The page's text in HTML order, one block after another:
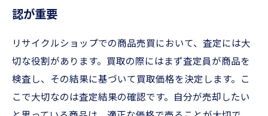
認が重要
リサイクルショップでの商品売買において、査定には大
切な役割があります。買取の際にはまず査定員が商品を
検査し、その結果に基づいて買取価格を決定します。こ
こで大切なのは査定結果の確認です。自分が売却したい